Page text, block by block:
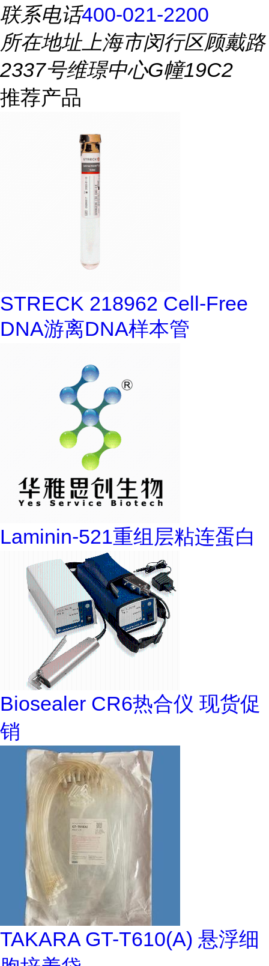
联系电话400-021-2200
所在地址上海市闵行区顾戴路
2337号维璟中心G幢19C2
推荐产品
STRECK 218962 Cell-Free
DNA游离DNA样本管
Laminin-521重组层粘连蛋白
Biosealer CR6热合仪 现货促
销
TAKARA GT-T610(A) 悬浮细